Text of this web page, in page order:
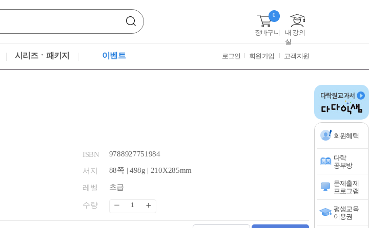
장바구니
0
내 강의
실
시리즈ㆍ패키지 이벤트 로그인 회원가입 고객지원
회원혜택
다락
공부방
문제출제
프로그램
평생교육
이용권
ISBN 9788927751984
서지 88쪽 | 498g | 210X285mm
레벨 초급
수량